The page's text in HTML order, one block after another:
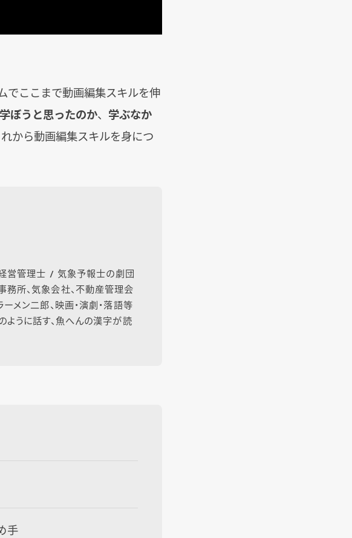
でここまで動画編集スキルを伸
ぼうと思ったのか、 学ぶなか
から動画編集スキルを身につ
営管理士 / 気象予報士の劇団
務所、気象会社、不動産管理会
メン二郎、映画・演劇・落語等
ように話す、魚へんの漢字が読
手